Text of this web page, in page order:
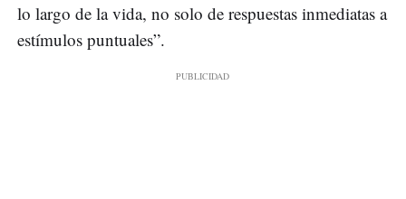
lo largo de la vida, no solo de respuestas inmediatas a
estímulos puntuales”.